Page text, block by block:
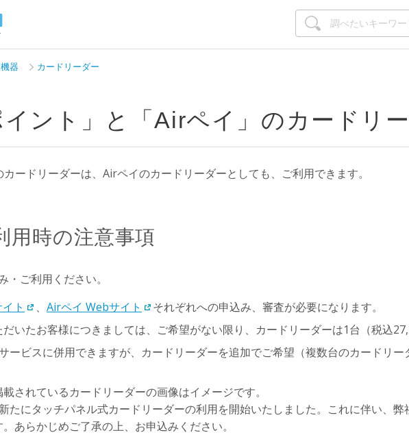
器 カードリーダー
イント」と「Airペイ」のカードリ
ードリーダーは、Airペイのカードリーダーとしても、ご利用できます。
用時の注意事項
ご利用ください。
ト
、 Airペイ Webサイト
それぞれへの申込み、審査が必要になります。
いたお客様につきましては、ご希望がない限り、カードリーダーは1台（税込
ービスに併用できますが、カードリーダーを追加でご希望（複数台のカードリ
されているカードリーダーの画像はイメージです。
たにタッチパネル式カードリーダーの利用を開始いたしました。これに伴い、
あらかじめご了承の上、お申込みください。